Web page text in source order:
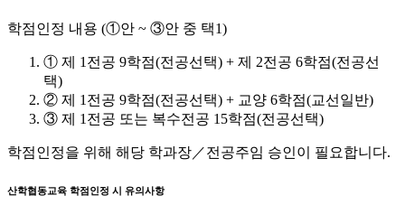
학점인정 내용 (①안 ~ ③안 중 택1)
① 제 1전공 9학점(전공선택) + 제 2전공 6학점(전공선
택)
② 제 1전공 9학점(전공선택) + 교양 6학점(교선일반)
③ 제 1전공 또는 복수전공 15학점(전공선택)
학점인정을 위해 해당 학과장／전공주임 승인이 필요합니다.
산학협동교육 학점인정 시 유의사항